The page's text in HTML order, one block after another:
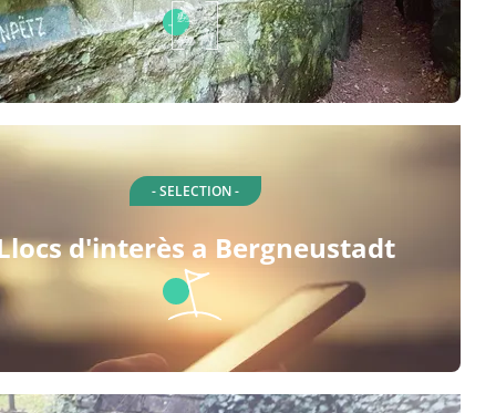
- SELECTION -
d'interès a Bergneustadt